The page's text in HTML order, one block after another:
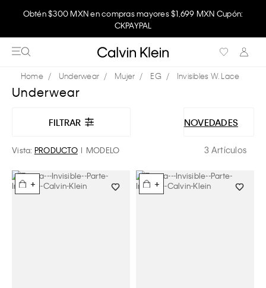
Obtén $300 MXN en compras mayores $1,699 MXN Cupón:
CKPAYPAL
Underwear Mujer EG Invisibles W. Lace
Underwear
FILTRAR NOVEDADES
Vista: PRODUCTO MODELO 3 Artículos
+ +